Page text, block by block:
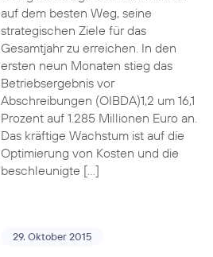
auf dem besten Weg, seine
strategischen Ziele für das
Gesamtjahr zu erreichen. In den
ersten neun Monaten stieg das
Betriebsergebnis vor
Abschreibungen (OIBDA)1,2 um 16,1
Prozent auf 1.285 Millionen Euro an.
Das kräftige Wachstum ist auf die
Optimierung von Kosten und die
beschleunigte […]
29. Oktober 2015